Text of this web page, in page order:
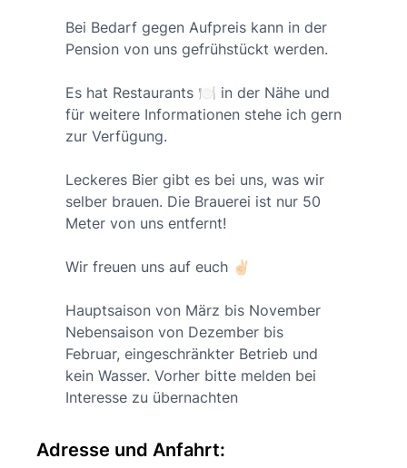
Bei Bedarf gegen Aufpreis kann in der
Pension von uns gefrühstückt werden.
Es hat Restaurants 🍽️ in der Nähe und
für weitere Informationen stehe ich gern
zur Verfügung.
Leckeres Bier gibt es bei uns, was wir
selber brauen. Die Brauerei ist nur 50
Meter von uns entfernt!
Wir freuen uns auf euch ✌🏻
Hauptsaison von März bis November
Nebensaison von Dezember bis
Februar, eingeschränkter Betrieb und
kein Wasser. Vorher bitte melden bei
Interesse zu übernachten
Adresse und Anfahrt: